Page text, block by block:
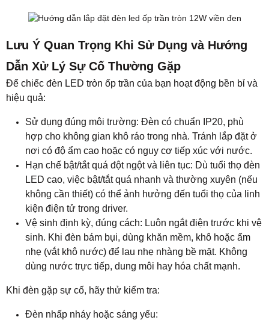
Lưu Ý Quan Trọng Khi Sử Dụng và Hướng
Dẫn Xử Lý Sự Cố Thường Gặp
Để chiếc đèn LED tròn ốp trần của bạn hoạt động bền bỉ và
hiệu quả:
Sử dụng đúng môi trường: Đèn có chuẩn IP20, phù
hợp cho không gian khô ráo trong nhà. Tránh lắp đặt ở
nơi có độ ẩm cao hoặc có nguy cơ tiếp xúc với nước.
Hạn chế bật/tắt quá đột ngột và liên tục: Dù tuổi thọ đèn
LED cao, việc bật/tắt quá nhanh và thường xuyên (nếu
không cần thiết) có thể ảnh hưởng đến tuổi thọ của linh
kiện điện tử trong driver.
Vệ sinh định kỳ, đúng cách: Luôn ngắt điện trước khi vệ
sinh. Khi đèn bám bụi, dùng khăn mềm, khô hoặc ẩm
nhẹ (vắt khô nước) để lau nhẹ nhàng bề mặt. Không
dùng nước trực tiếp, dung môi hay hóa chất mạnh.
Khi đèn gặp sự cố, hãy thử kiểm tra:
Đèn nhấp nháy hoặc sáng yếu: